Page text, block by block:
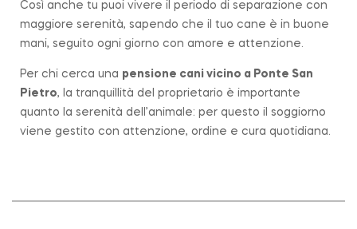
Così anche tu puoi vivere il periodo di separazione con
maggiore serenità, sapendo che il tuo cane è in buone
mani, seguito ogni giorno con amore e attenzione.
Per chi cerca una pensione cani vicino a Ponte San
Pietro, la tranquillità del proprietario è importante
quanto la serenità dell’animale: per questo il soggiorno
viene gestito con attenzione, ordine e cura quotidiana.